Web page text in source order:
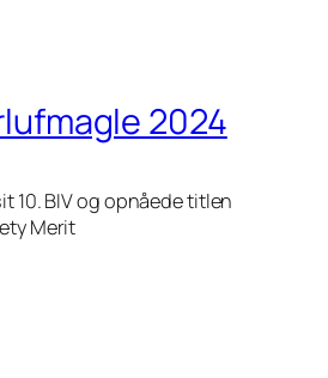
2024
10. BIV og opnåede titlen
Merit